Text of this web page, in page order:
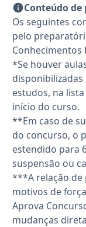
Conteúdo
Os seguintes
pelo
Conhecimentos
*Se houver
estudos, na
início do curso.
**Em caso de
do concurso, o
estendido para
suspensão ou
***A relação de
motivos de
Aprova
mudanças